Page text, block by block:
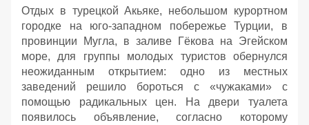
Отдых в турецкой Акьяке, небольшом курортном
городке на юго-западном побережье Турции, в
провинции Мугла, в заливе Гёкова на Эгейском
море, для группы молодых туристов обернулся
неожиданным открытием: одно из местных
заведений решило бороться с «чужаками» с
помощью радикальных цен. На двери туалета
появилось объявление, согласно которому